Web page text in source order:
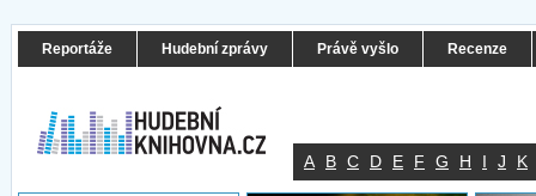
Reportáže Hudební zprávy Právě vyšlo Recenze
A B C D E F G H I J K